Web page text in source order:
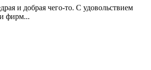
и добрая чего-то. С удовольствием
фирм...